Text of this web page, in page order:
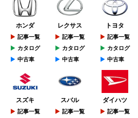
ホンダ
記事一覧
カタログ
中古車
レクサス
記事一覧
カタログ
中古車
トヨタ
記事一覧
カタログ
中古車
スズキ
記事一覧
スバル
記事一覧
ダイハツ
記事一覧